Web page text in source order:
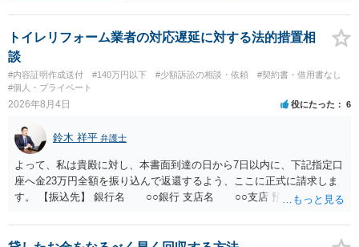
トイレリフォーム業者の対応遅延に対する法的措置相
談
#内容証明作成送付 #140万円以下 #少額訴訟の相談・依頼
#契約書・借用書なし
#個人・プライベート
2026年8月4日 役にたった 6
鈴木 祥平 弁護士
よって、私は貴殿に対し、本書面到達の日から7日以内に、下記指定口
座へ金23万円全額を振り込んで返還するよう、ここに正式に請求しま
す。 【振込先】 銀行名 ○○銀行 支店名 ○○支店 預金種別 普通
されない場合には、貴殿には任意に返金する意思がないものと判断
し、やむを得ず、返還金23万円及びこれに対する遅延損害金の支払い